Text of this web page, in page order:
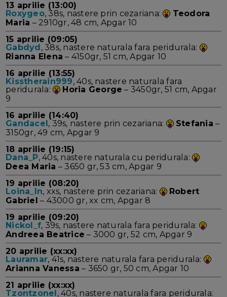
13 aprilie (13:00)
Roxygeo, 38s, nastere prin cezariana:
Teodora
Maria – 2910gr, 48 cm, Apgar 10
15 aprilie (09:05)
Gabdyd, 38s, nastere naturala fara peridurala:
Rianna Elena – 4150gr, 51 cm, Apgar 10
16 aprilie (13:55)
Kisstherain999, 40s, nastere naturala fara
peridurala:
Horia George – 3450gr, 51 cm, Apgar
9
16 aprilie (14:40)
Gandacel, 39s, nastere prin cezariana: Stefania –
3150gr, 49 cm, Apgar 9
18 aprilie (19:15)
Dana_P, 40s, nastere naturala cu peridurala:
Deea Maria – 3650 gr, 53 cm, Apgar 9
19 aprilie (08:20)
Loina_ln, xxs, nastere prin cezariana:
Robert
Gabriel – 43000 gr, xx cm, Apgar 8
19 aprilie (09:20)
Nickol_f, 39s, nastere naturala fara peridurala:
Andreea Beatrice – 3000 gr, 52 cm, Apgar 9
20 aprilie (xx:xx)
Lauramar, 41s, nastere naturala fara peridurala:
Arianna Vanessa – 3650 gr, 50 cm, Apgar 10
21 aprilie (xx:xx)
Tzontzonel, 40s, nastere naturala fara peridurala: